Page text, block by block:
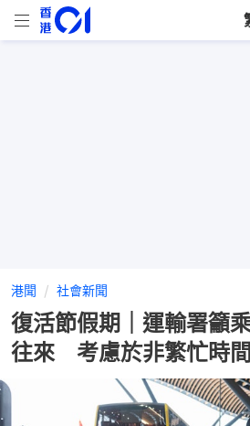
港聞 社會新聞
復活節假期｜運輸署籲
往來 考慮於非繁忙時